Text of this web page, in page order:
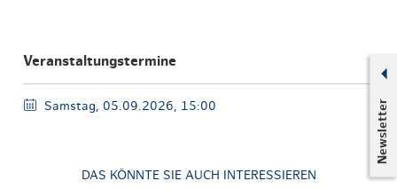
Newsletter
Veranstaltungstermine
Samstag, 05.09.2026, 15:00
DAS KÖNNTE SIE AUCH INTERESSIEREN